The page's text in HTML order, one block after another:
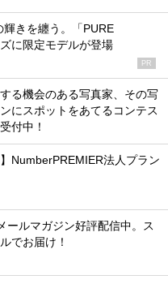
輝きを纏う。「PURE
に限定モデルが登場
PR
る機会のある写真家、その写
にスポットをあてるコンテス
付中！
NumberPREMIER法人プラン
ールマガジン好評配信中。ス
でお届け！